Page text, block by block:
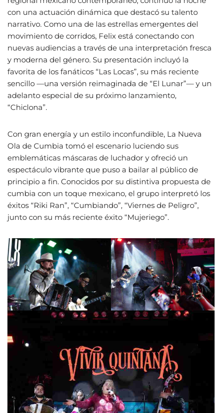
con una actuación dinámica que destacó su talento
narrativo. Como una de las estrellas emergentes del
movimiento de corridos, Felix está conectando con
nuevas audiencias a través de una interpretación fresca
y moderna del género. Su presentación incluyó la
favorita de los fanáticos “Las Locas”, su más reciente
sencillo —una versión reimaginada de “El Lunar”— y un
adelanto especial de su próximo lanzamiento,
“Chiclona”.
Con gran energía y un estilo inconfundible, La Nueva
Ola de Cumbia tomó el escenario luciendo sus
emblemáticas máscaras de luchador y ofreció un
espectáculo vibrante que puso a bailar al público de
principio a fin. Conocidos por su distintiva propuesta de
cumbia con un toque mexicano, el grupo interpretó los
éxitos “Riki Ran”, “Cumbiando”, “Viernes de Peligro”,
junto con su más reciente éxito “Mujeriego”.